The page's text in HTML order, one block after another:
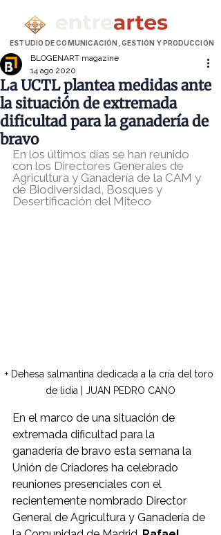
ESTUDIO DE COMUNICACIÓN, GESTIÓN Y PRODUCCIÓN
La UCTL plantea medidas ante
la situación de extremada
dificultad para la ganadería de
bravo
BLOGENART magazine
14 ago 2020
En los últimos días se han reunido
con los Directores Generales de
Agricultura y Ganadería de la CAM y
de Biodiversidad, Bosques y
Desertificación del Miteco
+ Dehesa salmantina dedicada a la cría del toro
de lidia | JUAN PEDRO CANO
En el marco de una situación de
extremada dificultad para la
ganadería de bravo esta semana la
Unión de Criadores ha celebrado
reuniones presenciales con el
recientemente nombrado Director
General de Agricultura y Ganadería de